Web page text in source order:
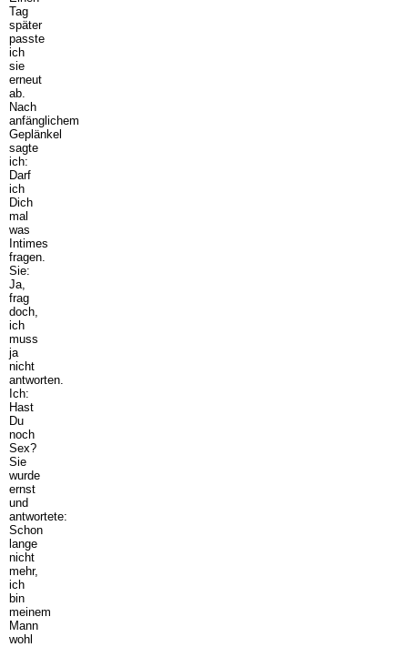
Tag
später
passte
ich
sie
erneut
ab.
Nach
anfänglichem
Geplänkel
sagte
ich:
Darf
ich
Dich
mal
was
Intimes
fragen.
Sie:
Ja,
frag
doch,
ich
muss
ja
nicht
antworten.
Ich:
Hast
Du
noch
Sex?
Sie
wurde
ernst
und
antwortete:
Schon
lange
nicht
mehr,
ich
bin
meinem
Mann
wohl